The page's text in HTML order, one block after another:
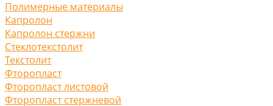
Полимерные материалы
Капролон
Капролон стержни
Стеклотекстолит
Текстолит
Фторопласт
Фторопласт листовой
Фторопласт стержневой